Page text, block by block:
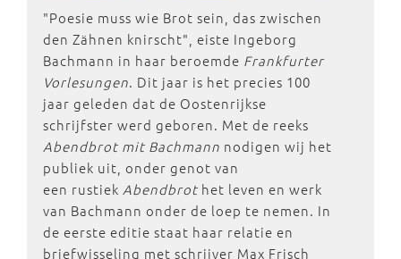
"Poesie muss wie Brot sein, das zwischen
den Zähnen knirscht", eiste Ingeborg
Bachmann in haar beroemde Frankfurter
Vorlesungen. Dit jaar is het precies 100
jaar geleden dat de Oostenrijkse
schrijfster werd geboren. Met de reeks
Abendbrot mit Bachmann nodigen wij het
publiek uit, onder genot van
een rustiek Abendbrot het leven en werk
van Bachmann onder de loep te nemen. In
de eerste editie staat haar relatie en
briefwisseling met schrijver Max Frisch